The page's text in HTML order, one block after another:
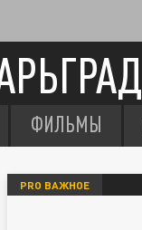
ФИЛЬМЫ
PRO ВАЖНОЕ